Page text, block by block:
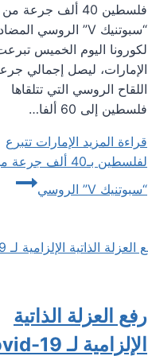
فلسطين 40 ألف جرعة
“سبوتنيك V” الروسي المضاد
لكورونا اليوم الخميس
الإمارات، ليصل إجمالي
اللقاح الروسي التي تتلقاها
فلسطين إلى 60 ألفا…
قراءة المزيد الإمارات تتبرع
لفلسطين بـ40 ألف
“سبوتنيك V” الروسي
رفع العزلة الذاتية
الإلزامية لـ Covid-19